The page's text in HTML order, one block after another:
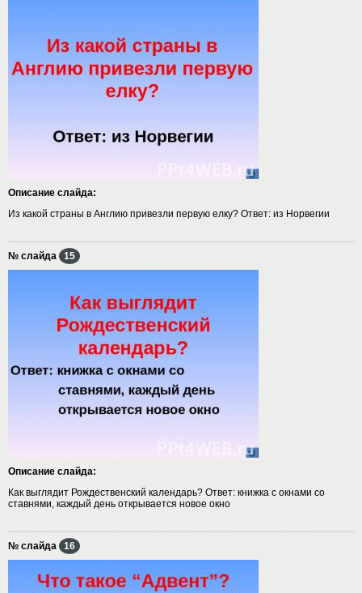
Описание слайда:
Из какой страны в Англию привезли первую елку? Ответ: из Норвегии
№ слайда 15
Описание слайда:
Как выглядит Рождественский календарь? Ответ: книжка с окнами со
ставнями, каждый день открывается новое окно
№ слайда 16